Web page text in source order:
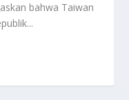
bahwa Taiwan